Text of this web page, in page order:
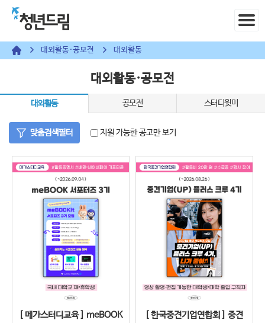
대외활동·공모전 대외활동
대외활동·공모전
대외활동 공모전 스터디윗미
맞춤검색필터 지원 가능한 공고만 보기
[ 메가스터디교육 ] meBOOK
[ 한국중견기업연합회 ] 중견